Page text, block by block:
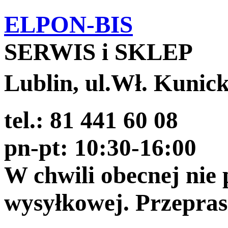
ELPON-BIS
SERWIS i SKLEP
Lublin, ul.Wł.
tel.: 81 441 60 08
pn-pt: 10:30-16:00
W chwili obecnej nie
wysyłkowej.